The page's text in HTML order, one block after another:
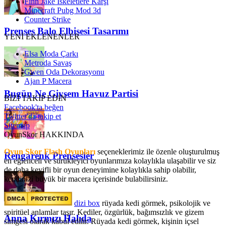
Prenses Balo Elbisesi Tasarımı
Bugün Ne Giysem Havuz Partisi
Rengarenk Prensesler
Anna Kırmızı Halıda
Minecraft Pubg Mod 3d
Counter Strike
YENİ EKLENENLER
Elsa Moda Çarkı
Metroda Savaş
Gwen Oda Dekorasyonu
Ajan P Macera
BİZİ TAKİP EDİN
Facebook'ta beğen
Twitter'da takip et
Sitemap
OyunSkor HAKKINDA
Oyun Skor Flash Oyunları seçeneklerimiz ile özenle oluşturulmuş
en eğlenceli ve sürükleyici oyunlarımıza kolaylıkla ulaşabilir ve siz
de daha keyifli bir oyun deneyimine kolaylıkla sahip olabilir,
kendinizi büyük bir macera içerisinde bulabilirsiniz.
dizi box rüyada kedi görmek​, psikolojik ve
spiritüel anlamlar taşır. Kediler, özgürlük, bağımsızlık ve gizem
simgesi olarak kabul edilir. Rüyada kedi görmek, kişinin içsel